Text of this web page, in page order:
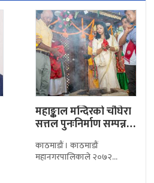
महाङ्काल मन्दिरको चौघेरा
सत्तल पुनःनिर्माण सम्पन्न,
महानगरद्वारा उद्घाटन
काठमाडौं । काठमाडौं
महानगरपालिकाले २०७२